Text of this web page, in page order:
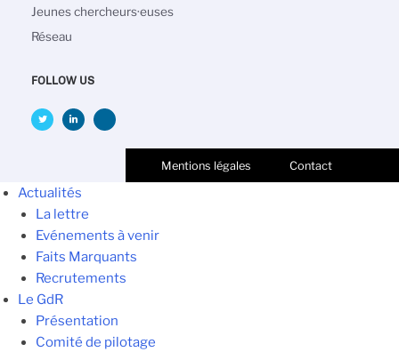
Jeunes chercheurs·euses
Réseau
FOLLOW US
Mentions légales Contact
Actualités
La lettre
Evénements à venir
Faits Marquants
Recrutements
Le GdR
Présentation
Comité de pilotage